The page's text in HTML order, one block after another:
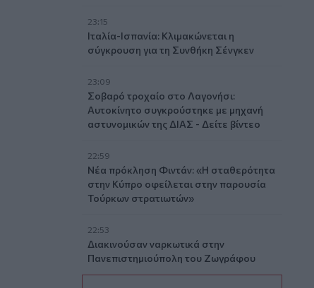
23:15
Ιταλία-Ισπανία: Κλιμακώνεται η
σύγκρουση για τη Συνθήκη Σένγκεν
23:09
Σοβαρό τροχαίο στο Λαγονήσι:
Αυτοκίνητο συγκρούστηκε με μηχανή
αστυνομικών της ΔΙΑΣ - Δείτε βίντεο
22:59
Νέα πρόκληση Φιντάν: «Η σταθερότητα
στην Κύπρο οφείλεται στην παρουσία
Τούρκων στρατιωτών»
22:53
Διακινούσαν ναρκωτικά στην
Πανεπιστημιούπολη του Ζωγράφου